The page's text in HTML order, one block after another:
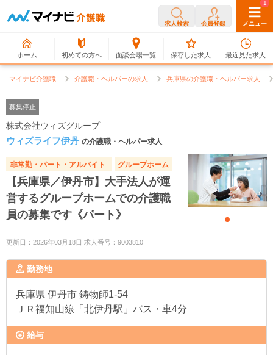
求人検索 会員登録 メニュー
ホーム 初めての方へ 面談会場一覧
0
保存した求人
1
最近見た求人
マイナビ介護職 介護職・ヘルパーの求人 兵庫県の介護職・ヘルパー求人
募集停止
株式会社ウィズグループ
ウィズライフ伊丹 の介護職・ヘルパー求人
非常勤・パート・アルバイト グループホーム
【兵庫県／伊丹市】大手法人が運
営するグループホームでの介護職
員の募集です《パート》
更新日：2026年03月18日 求人番号：9003810
勤務地
兵庫県 伊丹市 鋳物師1-54
ＪＲ福知山線「北伊丹駅」バス・車4分
給与